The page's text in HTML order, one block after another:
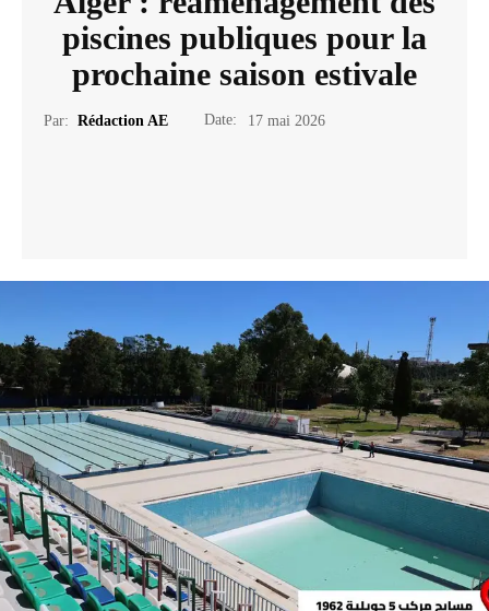
piscines publiques pour la
prochaine saison estivale
Par: Rédaction AE Date: 17 mai 2026